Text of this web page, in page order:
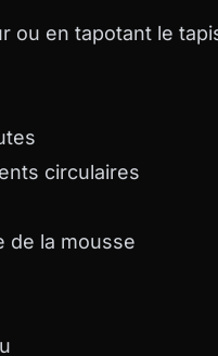
ou en tapotant le
circulaires
de la mousse